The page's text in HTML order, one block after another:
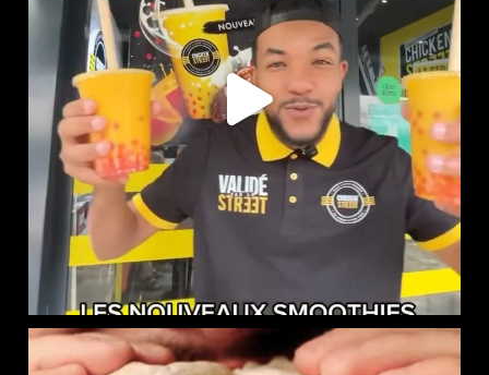
LE NAAN SUCRÉ EST DISPONIBLE CHEZ CHICKEN STREET